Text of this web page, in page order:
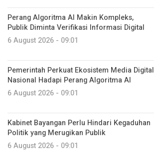
Perang Algoritma AI Makin Kompleks,
Publik Diminta Verifikasi Informasi Digital
6 August 2026 - 09:01
Pemerintah Perkuat Ekosistem Media Digital
Nasional Hadapi Perang Algoritma AI
6 August 2026 - 09:01
Kabinet Bayangan Perlu Hindari Kegaduhan
Politik yang Merugikan Publik
6 August 2026 - 09:01